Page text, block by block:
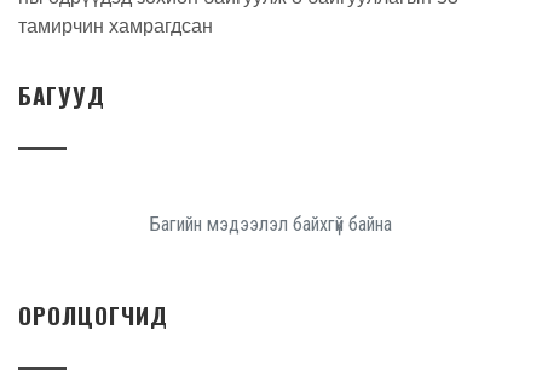
тамирчин хамрагдсан
БАГУУД
Багийн мэдээлэл байхгүй байна
ОРОЛЦОГЧИД